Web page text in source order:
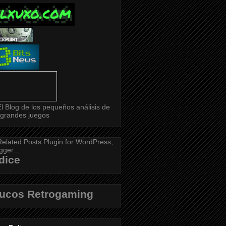
Retrogaming